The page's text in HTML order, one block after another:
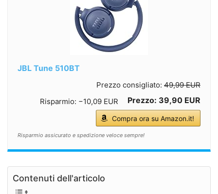
JBL Tune 510BT
Prezzo consigliato: 49,99 EUR
Risparmio: −10,09 EUR
Prezzo: 39,90 EUR
Compra ora su Amazon.it!
Risparmio assicurato e spedizione veloce sempre!
Contenuti dell'articolo